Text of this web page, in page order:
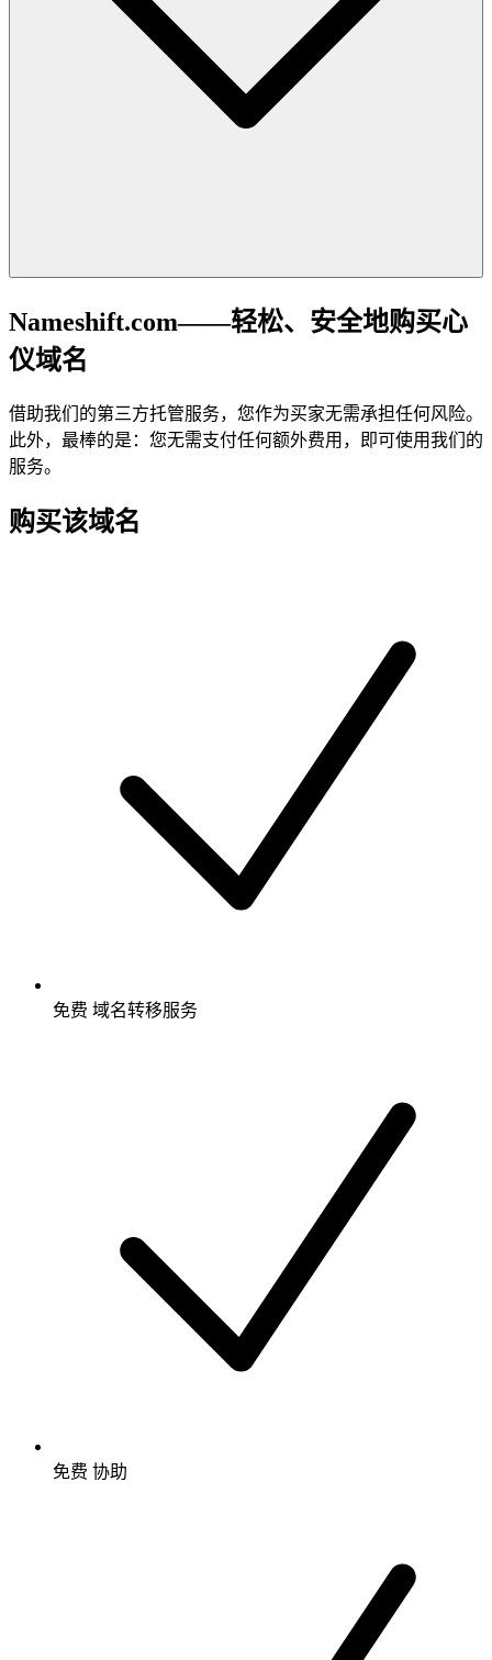
Nameshift.com——轻松、安全地购买心
仪域名
借助我们的第三方托管服务，您作为买家无需承担任何风险。
此外，最棒的是：您无需支付任何额外费用，即可使用我们的
服务。
购买该域名
免费 域名转移服务
免费 协助